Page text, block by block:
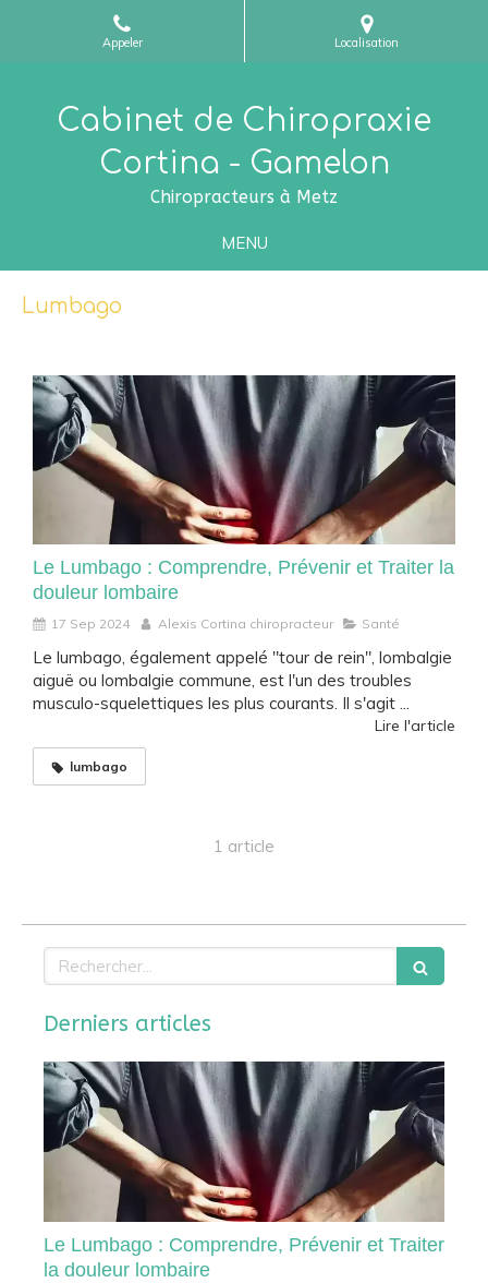
Appeler Localisation
Cabinet de Chiropraxie
Cortina - Gamelon
Chiropracteurs à Metz
MENU
Lumbago
Le Lumbago : Comprendre, Prévenir et Traiter la
douleur lombaire
17 Sep 2024 Alexis Cortina chiropracteur Santé
Le lumbago, également appelé "tour de rein", lombalgie
aiguë ou lombalgie commune, est l'un des troubles
musculo-squelettiques les plus courants. Il s'agit ...
Lire l'article
lumbago
1 article
Rechercher
Derniers articles
Le Lumbago : Comprendre, Prévenir et Traiter
la douleur lombaire